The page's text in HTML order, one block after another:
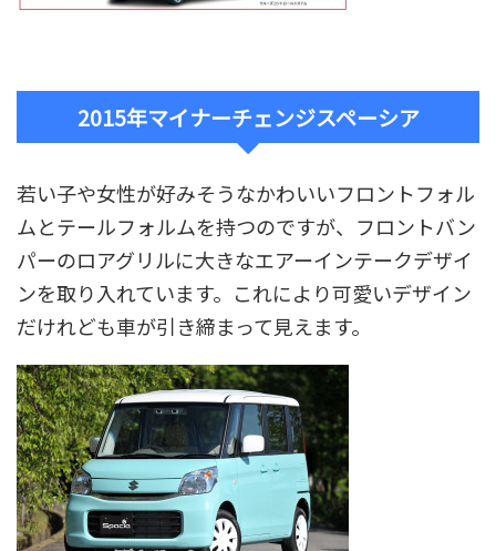
2015年マイナーチェンジスペーシア
若い子や女性が好みそうなかわいいフロントフォル
ムとテールフォルムを持つのですが、フロントバン
パーのロアグリルに大きなエアーインテークデザイ
ンを取り入れています。これにより可愛いデザイン
だけれども車が引き締まって見えます。